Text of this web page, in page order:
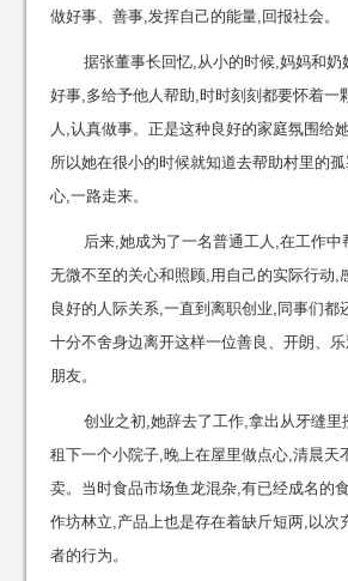
做好事、善事,发挥自己的能量,回报社会。
据张董事长回忆,从小的时候,妈妈和奶
好事,多给予他人帮助,时时刻刻都要怀着一
人,认真做事。正是这种良好的家庭氛围给
所以她在很小的时候就知道去帮助村里的
心,一路走来。
后来,她成为了一名普通工人,在工作中
无微不至的关心和照顾,用自己的实际行动,
良好的人际关系,一直到离职创业,同事们都
十分不舍身边离开这样一位善良、开朗、
朋友。
创业之初,她辞去了工作,拿出从牙缝里
租下一个小院子,晚上在屋里做点心,清晨天
卖。当时食品市场鱼龙混杂,有已经成名的
作坊林立,产品上也是存在着缺斤短两,以次
者的行为。